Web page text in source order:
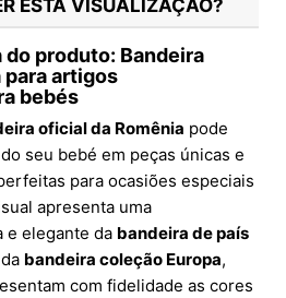
ESTA VISUALIZAÇÃO?
produto: Bandeira
para artigos
bebés
oficial da Romênia pode
seu bebé em peças únicas e
para ocasiões especiais
apresenta uma
e elegante da bandeira de país
bandeira coleção Europa,
com fidelidade as cores